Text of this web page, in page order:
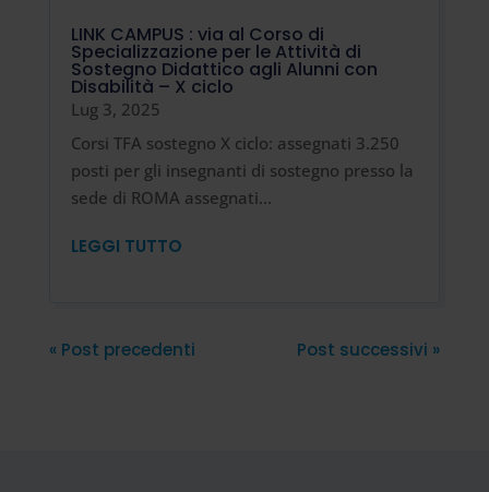
LINK CAMPUS : via al Corso di
Specializzazione per le Attività di
Sostegno Didattico agli Alunni con
Disabilità – X ciclo
Lug 3, 2025
Corsi TFA sostegno X ciclo: assegnati 3.250
posti per gli insegnanti di sostegno presso la
sede di ROMA assegnati...
LEGGI TUTTO
« Post precedenti Post successivi »